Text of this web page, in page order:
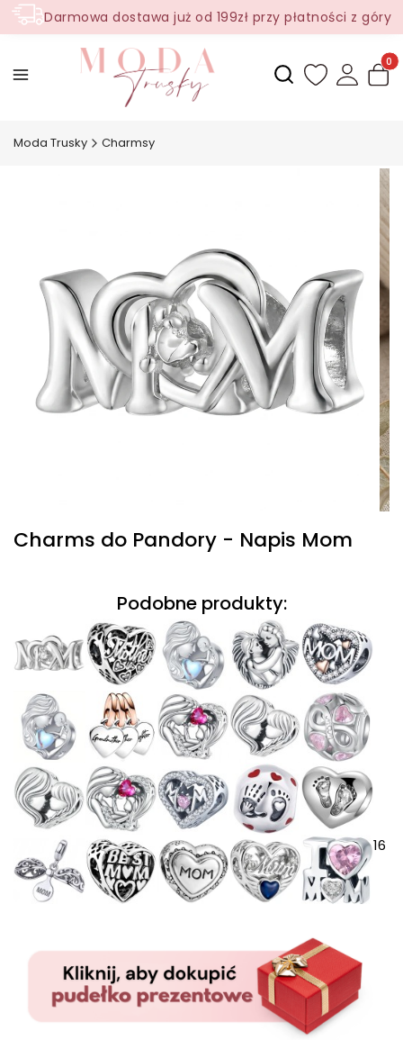
Darmowa dostawa już od 199zł przy płatności z góry
Otwórz
Moda Trusky Charmsy
Charms do Pandory - Napis Mom
Podobne produkty:
16